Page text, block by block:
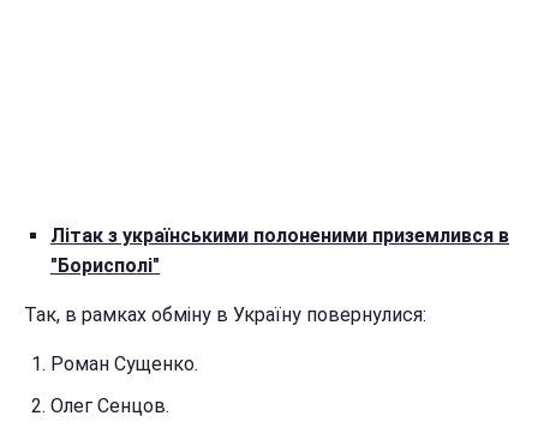
Літак з українськими полоненими приземлився в
"Борисполі"
Так, в рамках обміну в Україну повернулися:
Роман Сущенко.
Олег Сенцов.